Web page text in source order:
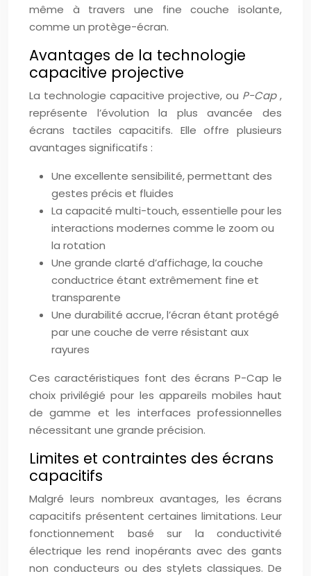
même à travers une fine couche isolante,
comme un protège-écran.
Avantages de la technologie
capacitive projective
La technologie capacitive projective, ou P-Cap,
représente l’évolution la plus avancée des
écrans tactiles capacitifs. Elle offre plusieurs
avantages significatifs :
Une excellente sensibilité, permettant des
gestes précis et fluides
La capacité multi-touch, essentielle pour les
interactions modernes comme le zoom ou
la rotation
Une grande clarté d’affichage, la couche
conductrice étant extrêmement fine et
transparente
Une durabilité accrue, l’écran étant protégé
par une couche de verre résistant aux
rayures
Ces caractéristiques font des écrans P-Cap le
choix privilégié pour les appareils mobiles haut
de gamme et les interfaces professionnelles
nécessitant une grande précision.
Limites et contraintes des écrans
capacitifs
Malgré leurs nombreux avantages, les écrans
capacitifs présentent certaines limitations. Leur
fonctionnement basé sur la conductivité
électrique les rend inopérants avec des gants
non conducteurs ou des stylets classiques. De